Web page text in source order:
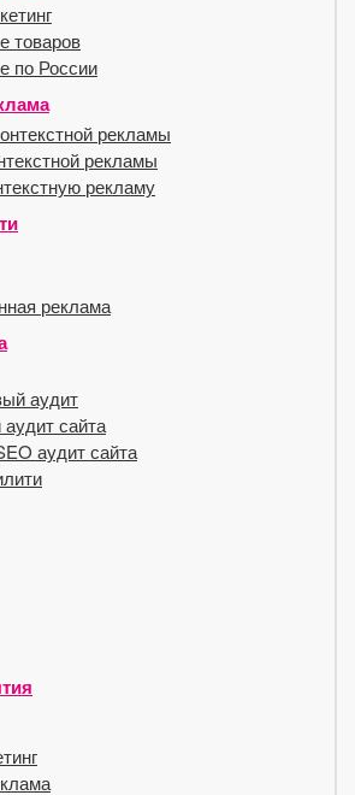
товаров
по России
рекламы
рекламы
рекламу
реклама
аудит
сайта
аудит сайта